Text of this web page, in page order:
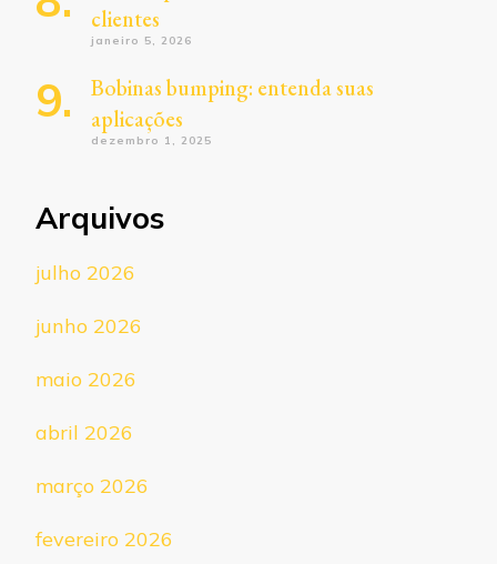
clientes
janeiro 5, 2026
Bobinas bumping: entenda suas
aplicações
dezembro 1, 2025
Arquivos
julho 2026
junho 2026
maio 2026
abril 2026
março 2026
fevereiro 2026